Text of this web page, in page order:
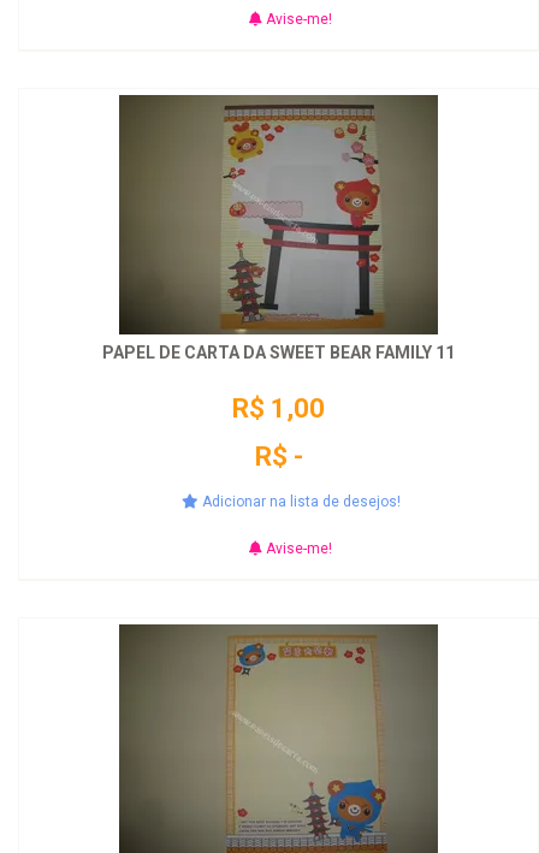
Avise-me!
PAPEL DE CARTA DA SWEET BEAR FAMILY 11
R$ 1,00
R$ -
Adicionar na lista de desejos!
Avise-me!